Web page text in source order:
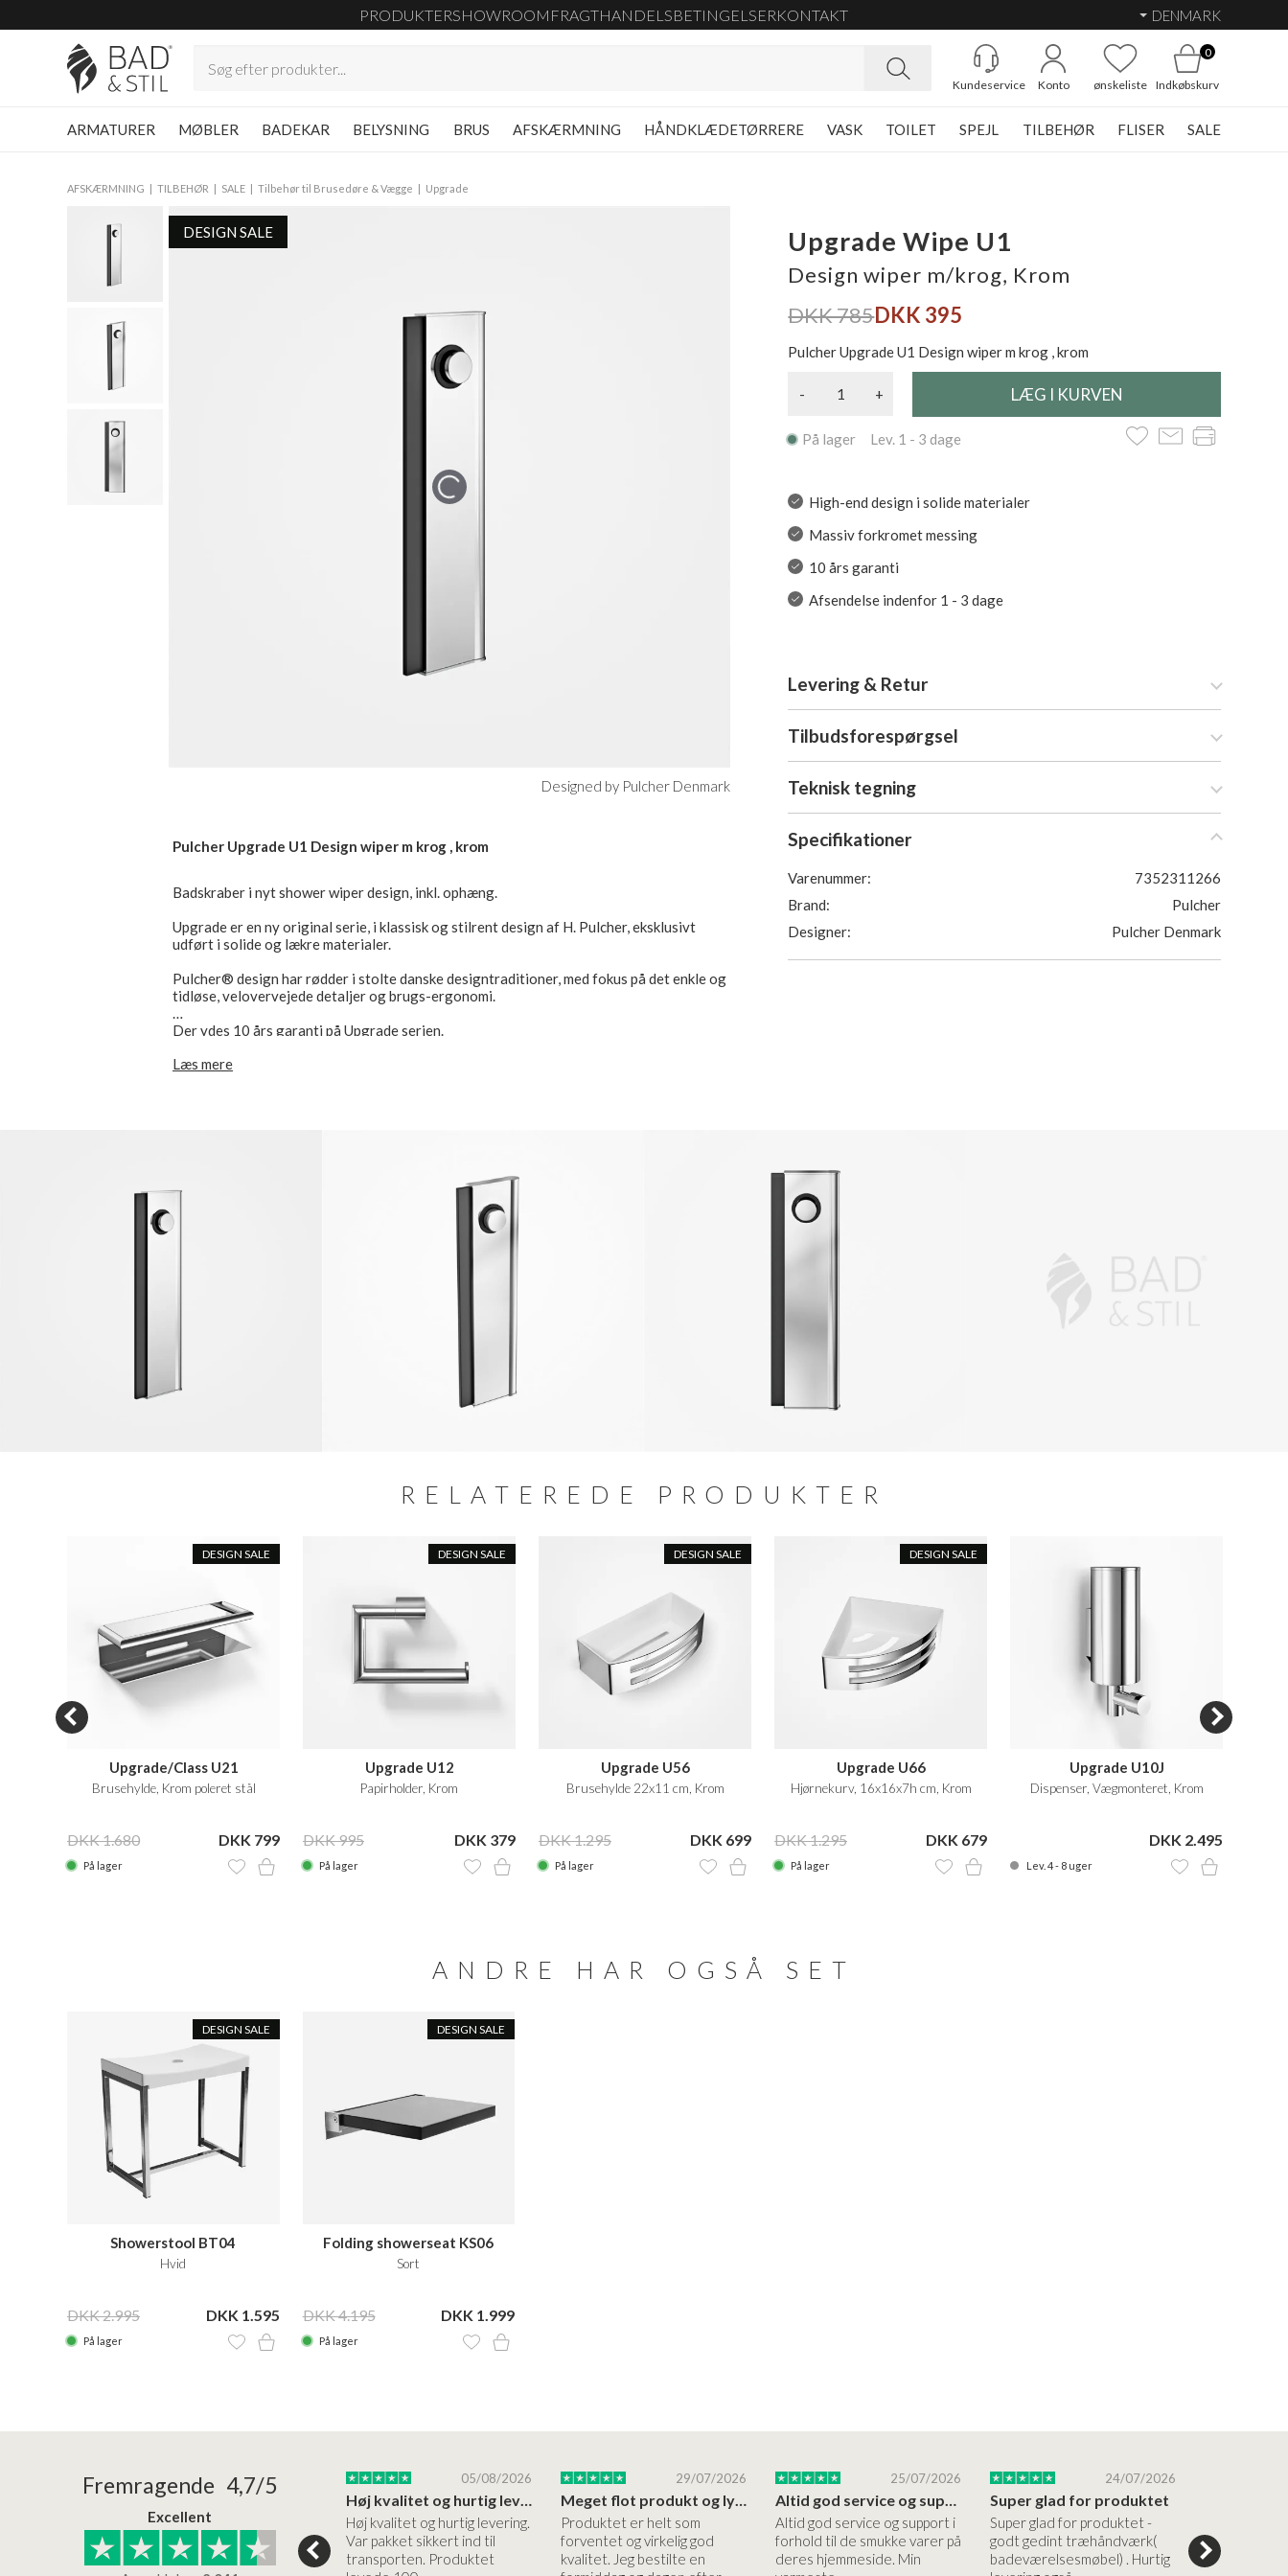
PRODUKTERSHOWROOM FRAGTHANDELSBETINGELSERKONTAKT DENMARK
Kundeservice Konto ønskeliste
0
Indkøbskurv
ARMATURER MØBLER BADEKAR BELYSNING BRUS AFSKÆRMNING HÅNDKLÆDETØRRERE VASK TOILET SPEJL TILBEHØR FLISER SALE
AFSKÆRMNING TILBEHØR SALE Tilbehør til Brusedøre & Vægge Upgrade
DESIGN SALE
Designed by Pulcher Denmark
Pulcher Upgrade U1 Design wiper m krog , krom
Badskraber i nyt shower wiper design, inkl. ophæng.
Upgrade er en ny original serie, i klassisk og stilrent design af H. Pulcher, eksklusivt
udført i solide og lækre materialer.
Pulcher® design har rødder i stolte danske designtraditioner, med fokus på det enkle og
tidløse, velovervejede detaljer og brugs-ergonomi.
Der ydes 10 års garanti på Upgrade serien.
Læs mere
Upgrade Wipe U1
Design wiper m/krog, Krom
DKK 785DKK 395
Pulcher Upgrade U1 Design wiper m krog , krom
- +
På lager Lev. 1 - 3 dage
High-end design i solide materialer
Massiv forkromet messing
10 års garanti
Afsendelse indenfor 1 - 3 dage
Levering & Retur
Tilbudsforespørgsel
Teknisk tegning
Specifikationer
Varenummer:
7352311266
Brand:
Pulcher
Designer:
Pulcher Denmark
RELATEREDE PRODUKTER
DESIGN SALE
Upgrade/Class U21
Brusehylde, Krom poleret stål
DKK 1.680 DKK 799
På lager
DESIGN SALE
Upgrade U12
Papirholder, Krom
DKK 995 DKK 379
På lager
DESIGN SALE
Upgrade U56
Brusehylde 22x11 cm, Krom
DKK 1.295 DKK 699
På lager
DESIGN SALE
Upgrade U66
Hjørnekurv, 16x16x7h cm, Krom
DKK 1.295 DKK 679
På lager
Upgrade U10J
Dispenser, Vægmonteret, Krom
DKK 2.495
Lev. 4 - 8 uger
ANDRE HAR OGSÅ SET
DESIGN SALE
Showerstool BT04
Hvid
DKK 2.995 DKK 1.595
På lager
DESIGN SALE
Folding showerseat KS06
Sort
DKK 4.195 DKK 1.999
På lager
Fremragende 4,7/5
Excellent
24/01/2026
Superflot bademøbel og rigtig lynhurtig…
22/01/2026
Kanon god service
Kanon god service. Varerne
bliver leveret hurtigt, og det
er virkelig kvalitet.
05/08/2026
Høj kvalitet og hurtig levering
Høj kvalitet og hurtig levering.
Var pakket sikkert ind til
transporten. Produktet
29/07/2026
Meget flot produkt og lynhurtigt levering
Produktet er helt som
forventet og virkelig god
kvalitet. Jeg bestilte en
25/07/2026
Altid god service og support i
forhold til de smukke varer på
deres hjemmeside. Min
24/07/2026
Super glad for produktet
Super glad for produktet -
godt gedint træhåndværk(
badeværelsesmøbel) . Hurtig
forståelig
nem